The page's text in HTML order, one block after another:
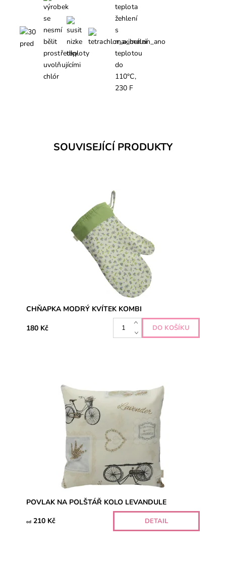
SOUVISEJÍCÍ PRODUKTY
CHŇAPKA MODRÝ KVÍTEK KOMBI
180 Kč
POVLAK NA POLŠTÁŘ KOLO LEVANDULE
od 210 Kč DETAIL